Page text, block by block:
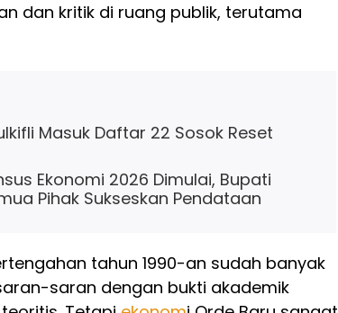
dan kritik di ruang publik, terutama
Masuk Daftar 22 Sosok Reset
Ekonomi 2026 Dimulai, Bupati
Pihak Sukseskan Pendataan
tahun 1990-an sudah banyak
saran dengan bukti akademik